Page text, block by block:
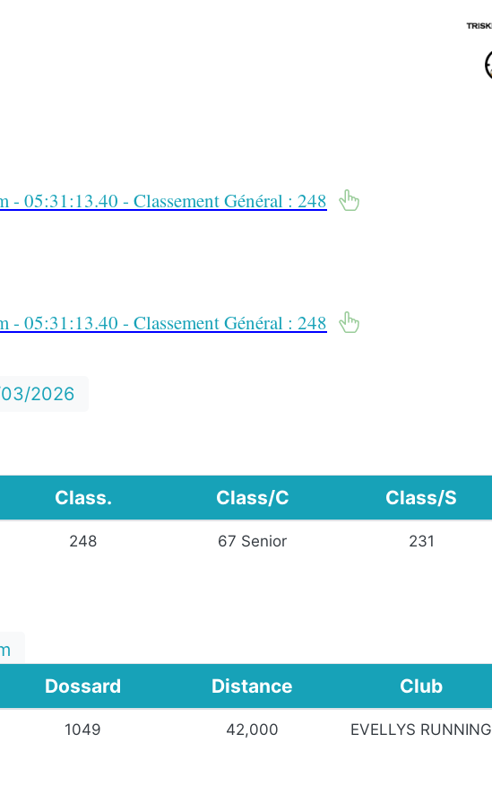
05:31:13.40 - Classement Général : 248
05:31:13.40 - Classement Général : 248
2026
Class. Class/C Class/S
248 67 Senior 231
Dossard Distance Club
1049 42,000 EVELLYS RUNNING